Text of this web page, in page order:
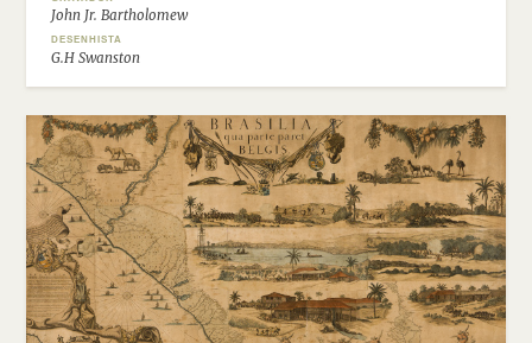
John Jr. Bartholomew
DESENHISTA
G.H Swanston